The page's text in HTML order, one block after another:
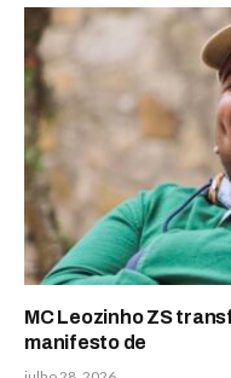
MC Leozinho ZS
manifesto de